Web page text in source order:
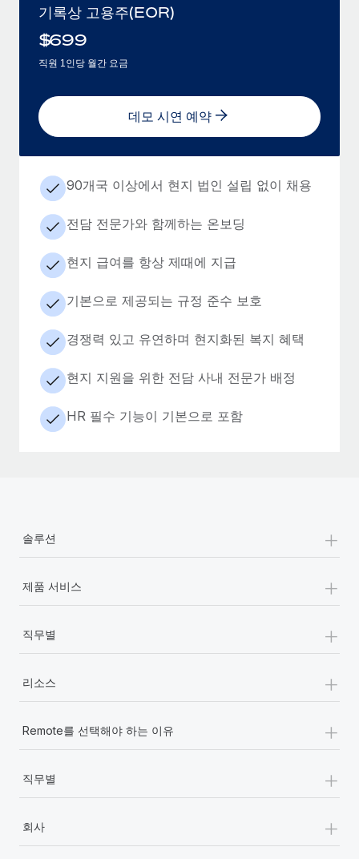
기록상 고용주(EOR)
$699
직원 1인당 월간 요금
데모 시연 예약
90개국 이상에서 현지 법인 설립 없이 채용
전담 전문가와 함께하는 온보딩
현지 급여를 항상 제때에 지급
기본으로 제공되는 규정 준수 보호
경쟁력 있고 유연하며 현지화된 복지 혜택
현지 지원을 위한 전담 사내 전문가 배정
HR 필수 기능이 기본으로 포함
솔루션 +
제품 서비스 +
직무별 +
리소스 +
Remote를 선택해야 하는 이유 +
직무별 +
회사
+